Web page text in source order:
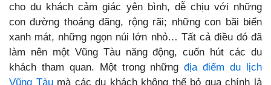
cho du khách cảm giác yên bình, dễ chịu với những
con đường thoáng đãng, rộng rãi; những con bãi biển
xanh mát, những ngọn núi lớn nhỏ… Tất cả điều đó đã
làm nên một Vũng Tàu năng động, cuốn hút các du
khách tham quan. Một trong nhữngđịa điểm du lịch
Vũng Tàumà các du khách không thể bỏ qua chính là